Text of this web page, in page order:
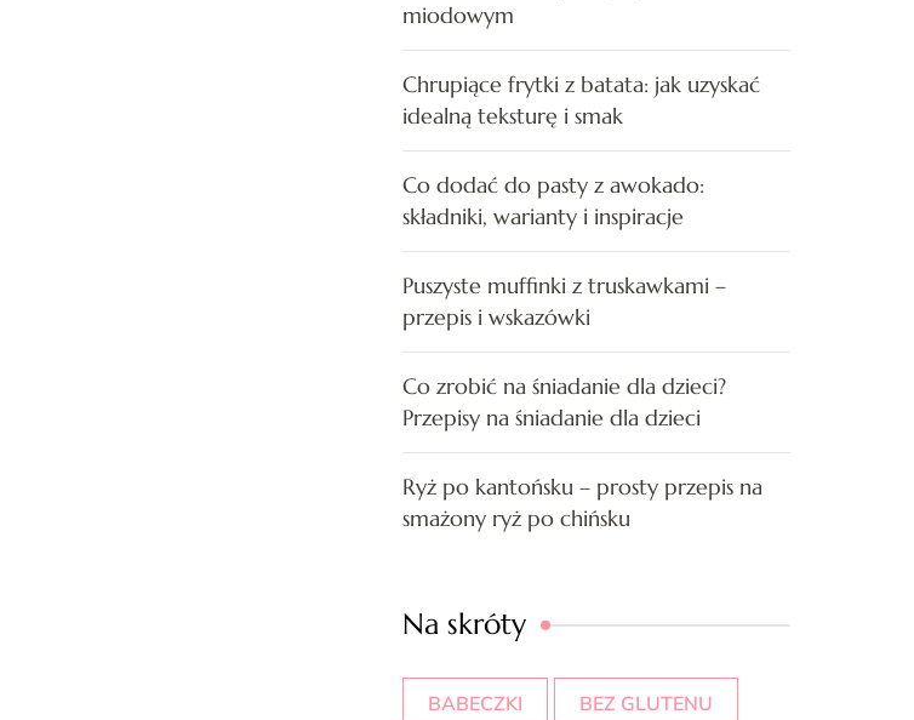
miodowym
Chrupiące frytki z batata: jak uzyskać
idealną teksturę i smak
Co dodać do pasty z awokado:
składniki, warianty i inspiracje
Puszyste muffinki z truskawkami –
przepis i wskazówki
Co zrobić na śniadanie dla dzieci?
Przepisy na śniadanie dla dzieci
Ryż po kantońsku – prosty przepis na
smażony ryż po chińsku
Na skróty
BABECZKI BEZ GLUTENU